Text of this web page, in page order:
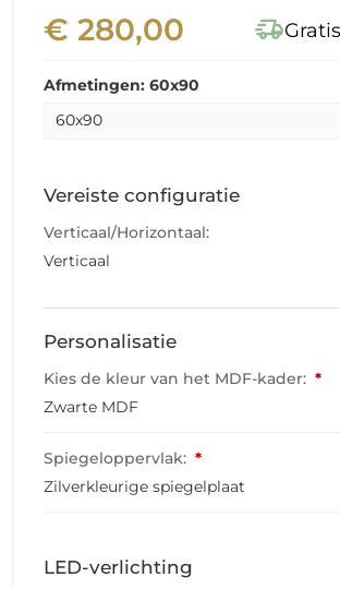
€ 280,00 delivery_truck_speed
Afmetingen: 60x90
Vereiste configuratie
Verticaal/Horizontaal:
Verticaal
Personalisatie
Kies de kleur van het MDF-kader: *
Zwarte MDF
Spiegeloppervlak: *
Zilverkleurige spiegelplaat
LED-verlichting